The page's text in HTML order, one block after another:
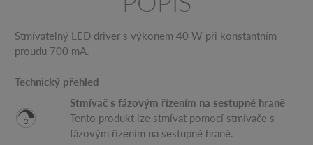
Stmívatelný LED driver s výkonem 40 W při konstantním
proudu 700 mA.
Technický přehled
Stmívač s fázovým řízením na sestupné hraně
Tento produkt lze stmívat pomocí stmívače s
fázovým řízením na sestupné hraně.